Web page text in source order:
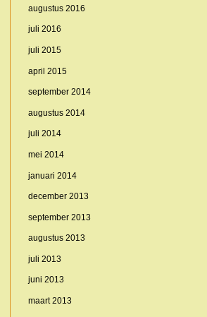
augustus 2016
juli 2016
juli 2015
april 2015
september 2014
augustus 2014
juli 2014
mei 2014
januari 2014
december 2013
september 2013
augustus 2013
juli 2013
juni 2013
maart 2013